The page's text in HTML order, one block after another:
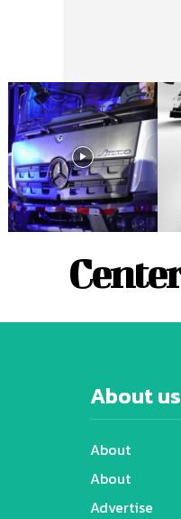
About us
About
About
Advertise